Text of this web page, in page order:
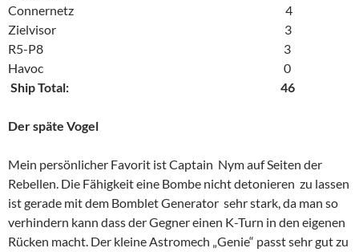
Connernetz 4
Zielvisor 3
R5-P8 3
Havoc 0
Ship Total: 46
Der späte Vogel
Mein persönlicher Favorit ist Captain Nym auf Seiten der
Rebellen. Die Fähigkeit eine Bombe nicht detonieren zu lassen
ist gerade mit dem Bomblet Generator sehr stark, da man so
verhindern kann dass der Gegner einen K-Turn in den eigenen
Rücken macht. Der kleine Astromech „Genie“ passt sehr gut zu